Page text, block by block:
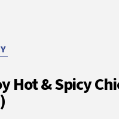
Hot & Spicy